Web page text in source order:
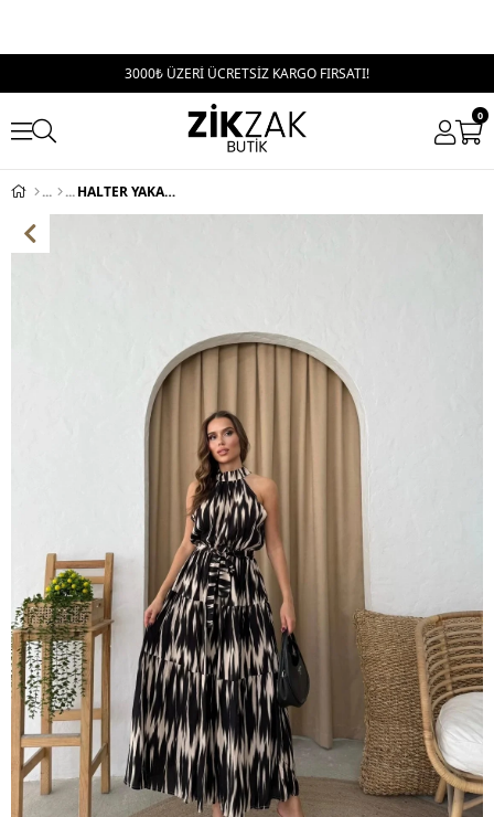
3000₺ ÜZERİ ÜCRETSİZ KARGO FIRSATI!
0
HALTER YAKA BEL KUŞAKLIDESENLİ VİSKON ELBİSE SİYAH